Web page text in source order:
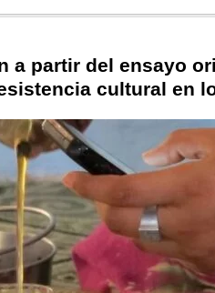
a partir del ensayo
cultural en